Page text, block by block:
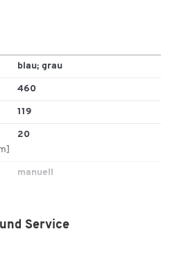
Bauweise der DIN EN 1570!
blau; grau
460
119
20
manuell
Stahl
Service
doppeltippen